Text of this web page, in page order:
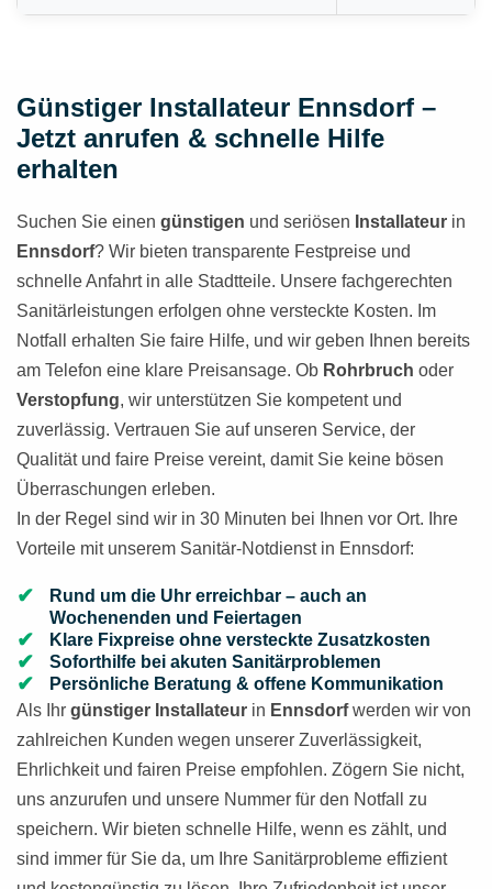
Günstiger Installateur Ennsdorf –
Jetzt anrufen & schnelle Hilfe
erhalten
Suchen Sie einen günstigen und seriösen Installateur in
Ennsdorf? Wir bieten transparente Festpreise und
schnelle Anfahrt in alle Stadtteile. Unsere fachgerechten
Sanitärleistungen erfolgen ohne versteckte Kosten. Im
Notfall erhalten Sie faire Hilfe, und wir geben Ihnen bereits
am Telefon eine klare Preisansage. Ob Rohrbruch oder
Verstopfung, wir unterstützen Sie kompetent und
zuverlässig. Vertrauen Sie auf unseren Service, der
Qualität und faire Preise vereint, damit Sie keine bösen
Überraschungen erleben.
In der Regel sind wir in 30 Minuten bei Ihnen vor Ort. Ihre
Vorteile mit unserem Sanitär-Notdienst in Ennsdorf:
Rund um die Uhr erreichbar – auch an
Wochenenden und Feiertagen
Klare Fixpreise ohne versteckte Zusatzkosten
Soforthilfe bei akuten Sanitärproblemen
Persönliche Beratung & offene Kommunikation
Als Ihr günstiger Installateur in Ennsdorfwerden wir von
zahlreichen Kunden wegen unserer Zuverlässigkeit,
Ehrlichkeit und fairen Preise empfohlen. Zögern Sie nicht,
uns anzurufen und unsere Nummer für den Notfall zu
speichern. Wir bieten schnelle Hilfe, wenn es zählt, und
sind immer für Sie da, um Ihre Sanitärprobleme effizient